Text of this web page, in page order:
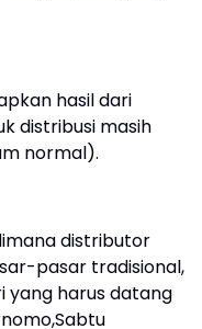
hasil dari
distribusi masih
normal).
distributor
pasar tradisional,
yang harus datang